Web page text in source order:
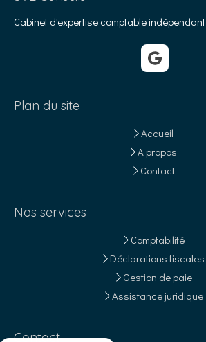
Cabinet d'expertise comptable indépendant
Plan du site
Accueil
A propos
Contact
Nos services
Comptabilité
Déclarations fiscales
Gestion de paie
Assistance juridique
Contact